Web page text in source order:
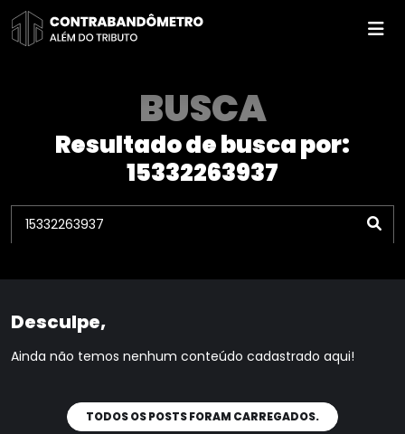
Pular
para
BUSCA
Resultado de busca por:
15332263937
Desculpe,
Ainda não temos nenhum conteúdo cadastrado aqui!
TODOS OS POSTS FORAM CARREGADOS.